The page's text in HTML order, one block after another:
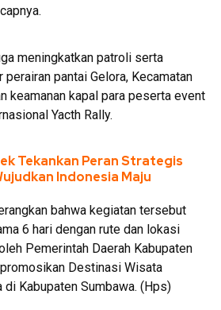
meningkatkan patroli serta
pantai Gelora, Kecamatan
keamanan kapal para peserta event
Yacth Rally.
Tekankan Peran Strategis
Indonesia Maju
bahwa kegiatan tersebut
6 hari dengan rute dan lokasi
Pemerintah Daerah Kabupaten
Destinasi Wisata
di Kabupaten Sumbawa. (Hps)